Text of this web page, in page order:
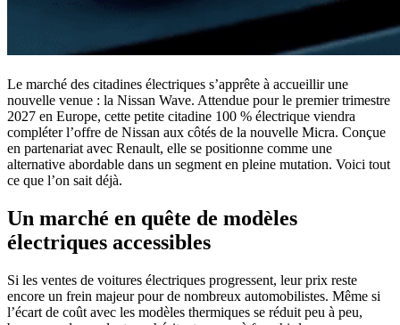
Le marché des citadines électriques s’apprête à accueillir une
nouvelle venue : la Nissan Wave. Attendue pour le premier trimestre
2027 en Europe, cette petite citadine 100 % électrique viendra
compléter l’offre de Nissan aux côtés de la nouvelle Micra. Conçue
en partenariat avec Renault, elle se positionne comme une
alternative abordable dans un segment en pleine mutation. Voici tout
ce que l’on sait déjà.
Un marché en quête de modèles
électriques accessibles
Si les ventes de voitures électriques progressent, leur prix reste
encore un frein majeur pour de nombreux automobilistes. Même si
l’écart de coût avec les modèles thermiques se réduit peu à peu,